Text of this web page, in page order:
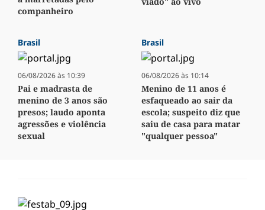
companheiro
Brasil
06/08/2026 às 10:39
Pai e madrasta de
menino de 3 anos são
presos; laudo aponta
agressões e violência
sexual
Brasil
06/08/2026 às 10:14
Menino de 11 anos é
esfaqueado ao sair da
escola; suspeito diz que
saiu de casa para matar
"qualquer pessoa"